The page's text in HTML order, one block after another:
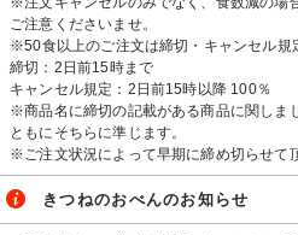
ご注意くださいませ。
※50食以上のご注文は締切・キャンセル規
締切：2日前15時まで
キャンセル規定：2日前15時以降 100％
※商品名に締切の記載がある商品に関しま
ともにそちらに準じます。
※ご注文状況によって早期に締め切らせて
きつねのおべんのお知らせ